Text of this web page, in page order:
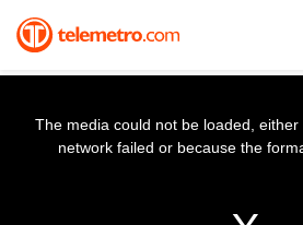
The media could not be loaded,
network failed or because the